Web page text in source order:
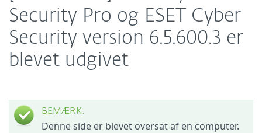
Security Pro og ESET Cyber
Security version 6.5.600.3 er
blevet udgivet
BEMÆRK:
Denne side er blevet oversat af en computer.